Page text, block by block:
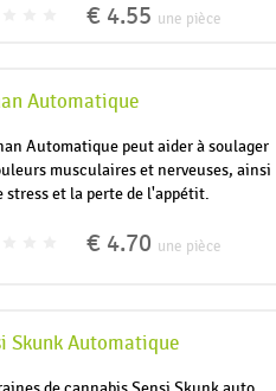
€ 4.55 une pièce
Automatique
Automatique peut aider à soulager
musculaires et nerveuses, ainsi
stress et la perte de l'appétit.
€ 4.70 une pièce
Skunk Automatique